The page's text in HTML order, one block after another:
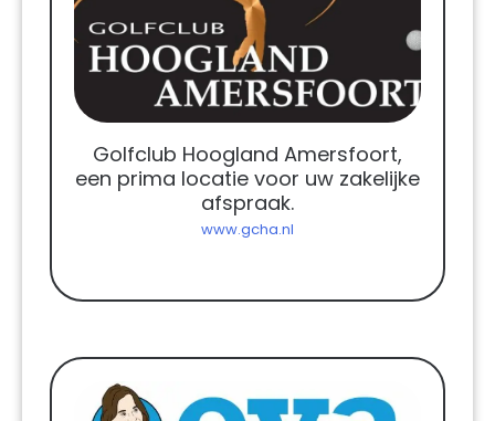
Golfclub Hoogland Amersfoort,
een prima locatie voor uw zakelijke
afspraak.
www.gcha.nl